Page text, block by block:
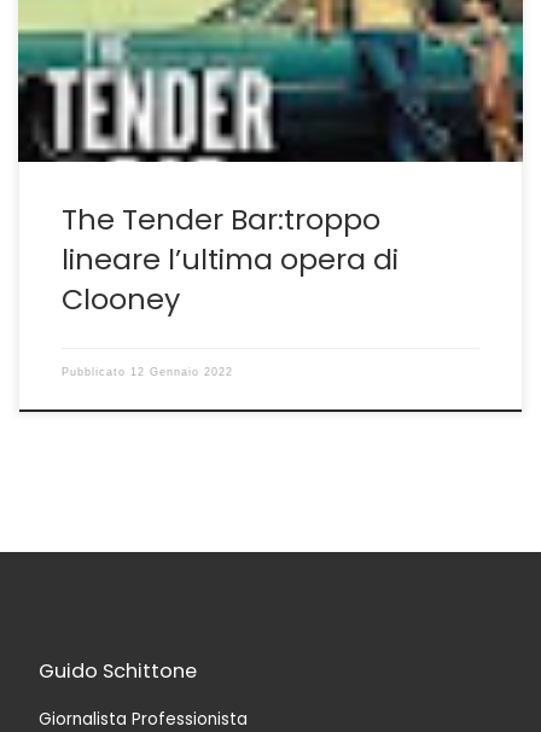
autobiografico del premio Pulitzer JR Moehringer.
L’attore-autore delude perché sembra essersi calato in
una sorta di comfort zone, svolgendo il compito con
diligenza ma senza alcun […]
The Tender Bar:troppo
lineare l’ultima opera di
Clooney
Pubblicato 12 Gennaio 2022
Guido Schittone
Giornalista Professionista